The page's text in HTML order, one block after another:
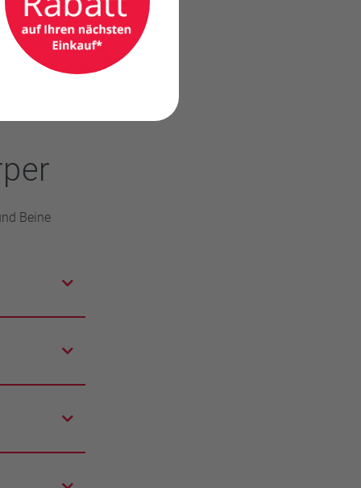
das
Beine
und
oder
intensiv.
mit